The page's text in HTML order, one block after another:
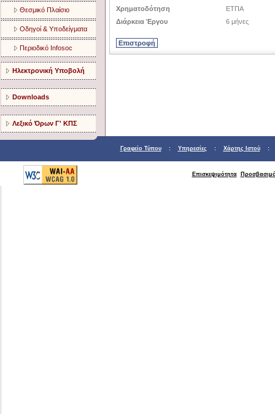
Θεσμικό Πλαίσιο
Οδηγοί & Υποδείγματα
Περιοδικό Infosoc
Ηλεκτρονική Υποβολή
Downloads
Λεξικό Όρων Γ' ΚΠΣ
Χρηματοδότηση
ΕΤΠΑ
Διάρκεια Έργου
6 μήνες
Γραφείο Τύπου: Υπηρεσίες : Χάρτης Ιστού
Επισκεψιμότητα